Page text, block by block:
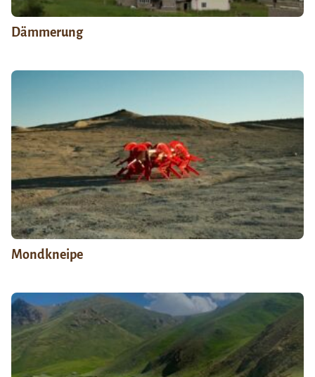
Dämmerung
Mondkneipe